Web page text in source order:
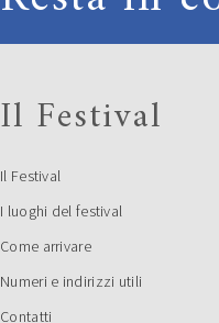
Il Festival
Il Festival
I luoghi del festival
Come arrivare
Numeri e indirizzi utili
Contatti